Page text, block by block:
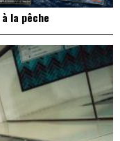
la pêche